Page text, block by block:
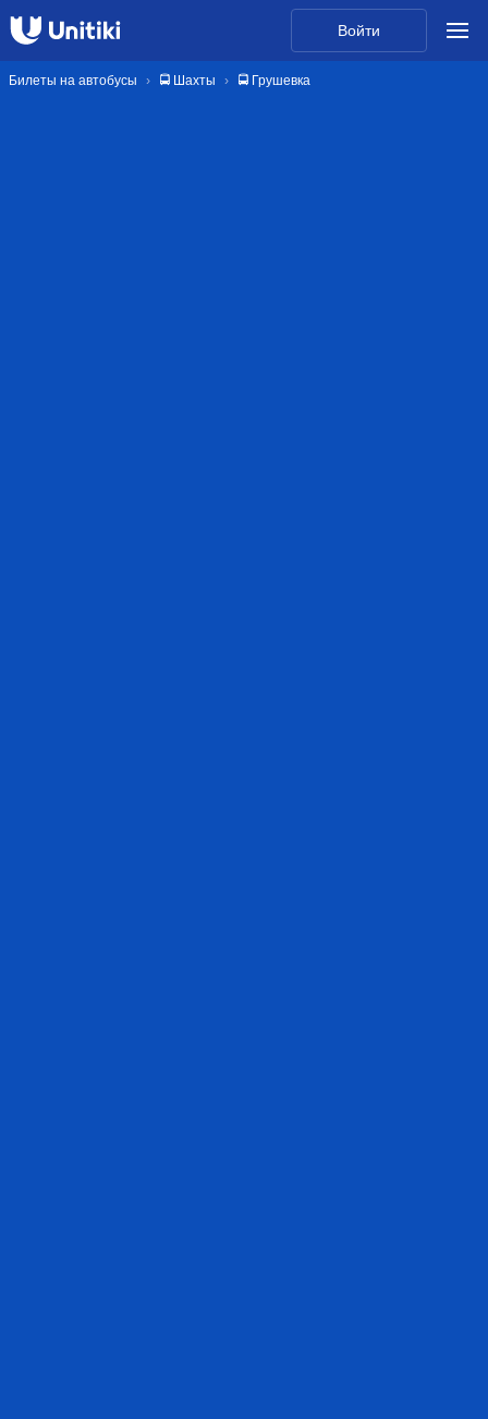
Войти
Билеты на автобусы 🚍 Шахты 🚍 Грушевка